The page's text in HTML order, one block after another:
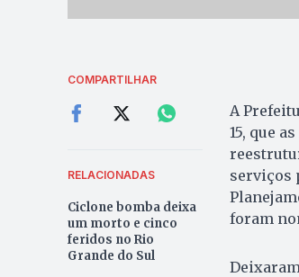
COMPARTILHAR
RELACIONADAS
Ciclone bomba deixa
um morto e cinco
feridos no Rio
Grande do Sul
A
15, que
serviços
foram